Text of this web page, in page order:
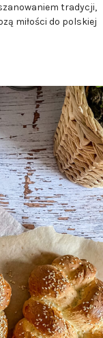
tradycji,
miłości do polskiej